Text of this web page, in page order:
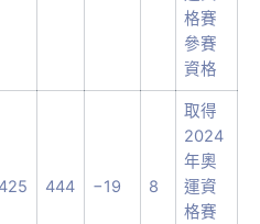
格賽
參賽
資格
425 444 −19 8
取得
2024
年奧
運資
格賽